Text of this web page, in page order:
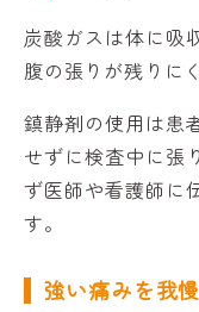
炭酸ガスは体に吸
腹の張りが残りに
鎮静剤の使用は患
せずに検査中に張
ず医師や看護師に
す。
強い痛みを我